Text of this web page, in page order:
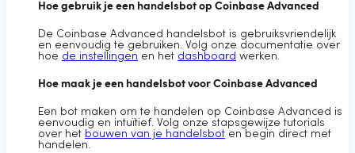
Hoe gebruik je een handelsbot op Coinbase Advanced
De Coinbase Advanced handelsbot is gebruiksvriendelijk
en eenvoudig te gebruiken. Volg onze documentatie over
hoe de instellingen en het dashboard werken.
Hoe maak je een handelsbot voor Coinbase Advanced
Een bot maken om te handelen op Coinbase Advanced is
eenvoudig en intuïtief. Volg onze stapsgewijze tutorials
over het bouwen van je handelsbot en begin direct met
handelen.